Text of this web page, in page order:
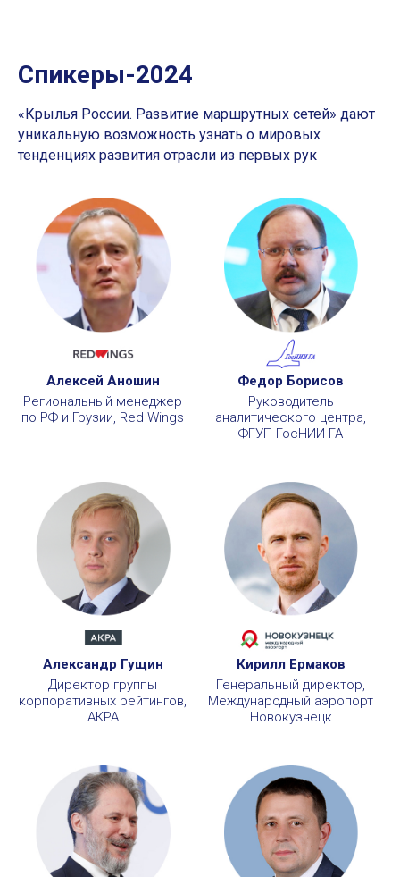
Cпикеры-2024
«Крылья России. Развитие маршрутных сетей» дают
уникальную возможность узнать о мировых
тенденциях развития отрасли из первых рук
Алексей Аношин
Региональный менеджер
по РФ и Грузии, Red Wings
Федор Борисов
Руководитель
аналитического центра,
ФГУП ГосНИИ ГА
Александр Гущин
Директор группы
корпоративных рейтингов,
АКРА
Кирилл Ермаков
Генеральный директор,
Международный аэропорт
Новокузнецк